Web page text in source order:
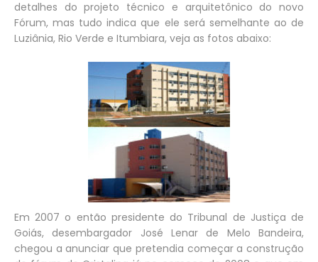
detalhes do projeto técnico e arquitetônico do novo
Fórum, mas tudo indica que ele será semelhante ao de
Luziânia, Rio Verde e Itumbiara, veja as fotos abaixo:
Em 2007 o então presidente do Tribunal de Justiça de
Goiás, desembargador José Lenar de Melo Bandeira,
chegou a anunciar que pretendia começar a construção